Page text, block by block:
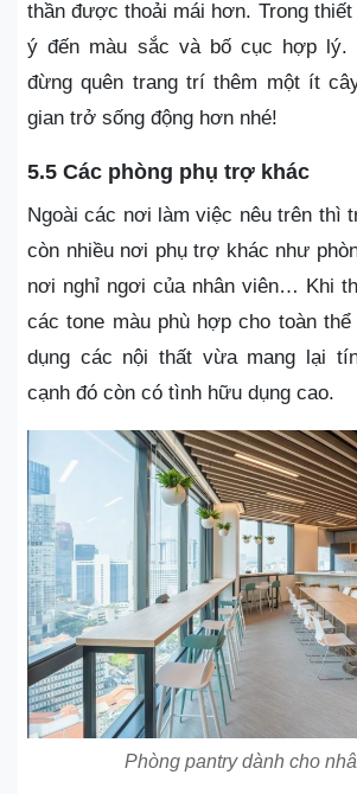
thần được thoải mái hơn. Trong
ý đến màu sắc và bố cục hợp lý.
đừng quên trang trí thêm một ít
gian trở sống động hơn nhé!
5.5 Các phòng phụ trợ khác
Ngoài các nơi làm việc nêu trên thì
còn nhiều nơi phụ trợ khác như
nơi nghỉ ngơi của nhân viên… Khi
các tone màu phù hợp cho toàn
dụng các nội thất vừa mang lại
cạnh đó còn có tình hữu dụng cao.
Phòng pantry dành cho